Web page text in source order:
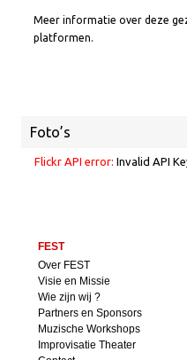
Meer informatie over deze
platformen.
Foto’s
Flickr API error: Invalid API
FEST
Over FEST
Visie en Missie
Wie zijn wij ?
Partners en Sponsors
Muzische Workshops
Improvisatie Theater